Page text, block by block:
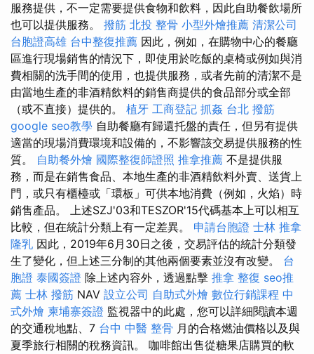
服務提供，不一定需要提供食物和飲料，因此自助餐飲場所
也可以提供服務。 撥筋 北投 整骨 小型外燴推薦 清潔公司
台胞證高雄 台中整復推薦 因此，例如，在購物中心的餐廳
區進行現場銷售的情況下，即使用於吃飯的桌椅或例如與消
費相關的洗手間的使用，也提供服務，或者先前的清潔不是
由當地生產的非酒精飲料的銷售商提供的食品部分或全部
（或不直接）提供的。 植牙 工商登記 抓姦 台北 撥筋
google seo教學 自助餐廳有歸還托盤的責任，但另有提供
適當的現場消費環境和設備的，不影響該交易提供服務的性
質。 自助餐外燴 國際整復師證照 推拿推薦 不是提供服
務，而是在銷售食品、本地生產的非酒精飲料外賣、送貨上
門，或只有櫃檯或「環板」可供本地消費（例如，火焰）時
銷售產品。 上述SZJ'03和TESZOR'15代碼基本上可以相互
比較，但在統計分類上有一定差異。 申請台胞證 士林 推拿
隆乳 因此，2019年6月30日之後，交易評估的統計分類發
生了變化，但上述三分制的其他兩個要素並沒有改變。 台
胞證 泰國簽證 除上述內容外，透過點擊 推拿 整復 seo推
薦 士林 撥筋 NAV 設立公司 自助式外燴 數位行銷課程 中
式外燴 柬埔寨簽證 監視器中的此處，您可以詳細閱讀本週
的交通稅地點、7 台中 中醫 整骨 月的合格燃油價格以及與
夏季旅行相關的稅務資訊。 咖啡館出售從糖果店購買的軟